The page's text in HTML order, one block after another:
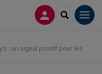
CONNEXION
: un signal positif pour les